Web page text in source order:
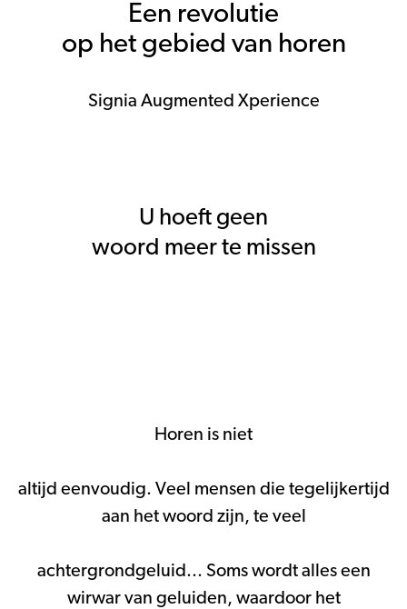
Een revolutie
op het gebied van horen
Signia Augmented Xperience
U hoeft geen
woord meer te missen
Horen is niet
altijd eenvoudig. Veel mensen die tegelijkertijd
aan het woord zijn, te veel
achtergrondgeluid... Soms wordt alles een
wirwar van geluiden, waardoor het